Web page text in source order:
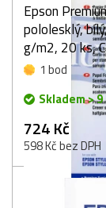
Epson
pololesklý,
g/m2, 20 ks,
1 bod
Skladem >
724 Kč
598 Kč bez DPH